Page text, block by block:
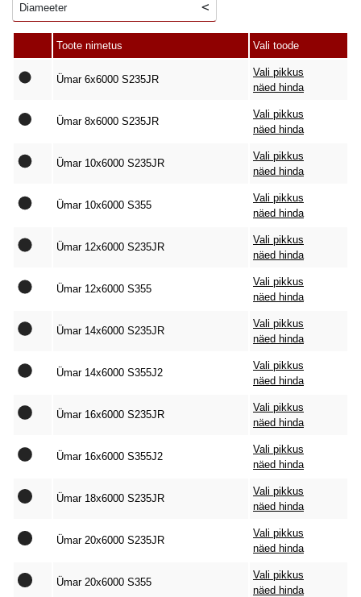
Diameeter
Toote nimetus Vali toode
Ümar 6x6000 S235JR
Vali pikkus
näed hinda
Ümar 8x6000 S235JR
Vali pikkus
näed hinda
Ümar 10x6000 S235JR
Vali pikkus
näed hinda
Ümar 10x6000 S355
Vali pikkus
näed hinda
Ümar 12x6000 S235JR
Vali pikkus
näed hinda
Ümar 12x6000 S355
Vali pikkus
näed hinda
Ümar 14x6000 S235JR
Vali pikkus
näed hinda
Ümar 14x6000 S355J2
Vali pikkus
näed hinda
Ümar 16x6000 S235JR
Vali pikkus
näed hinda
Ümar 16x6000 S355J2
Vali pikkus
näed hinda
Ümar 18x6000 S235JR
Vali pikkus
näed hinda
Ümar 20x6000 S235JR
Vali pikkus
näed hinda
Ümar 20x6000 S355
Vali pikkus
näed hinda